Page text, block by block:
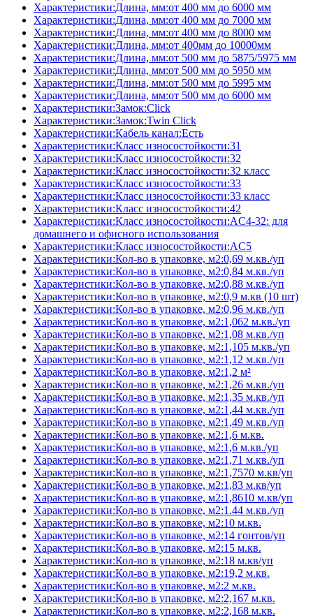
Характеристики:Длина, мм:от 400 мм до 6000 мм
Характеристики:Длина, мм:от 400 мм до 7000 мм
Характеристики:Длина, мм:от 400 мм до 8000 мм
Характеристики:Длина, мм:от 400мм до 10000мм
Характеристики:Длина, мм:от 500 мм до 5875/5975 мм
Характеристики:Длина, мм:от 500 мм до 5950 мм
Характеристики:Длина, мм:от 500 мм до 5995 мм
Характеристики:Длина, мм:от 500 мм до 6000 мм
Характеристики:Замок:Click
Характеристики:Замок:Twin Click
Характеристики:Кабель канал:Есть
Характеристики:Класс износостойкости:31
Характеристики:Класс износостойкости:32
Характеристики:Класс износостойкости:32 класс
Характеристики:Класс износостойкости:33
Характеристики:Класс износостойкости:33 класс
Характеристики:Класс износостойкости:42
Характеристики:Класс износостойкости:AC4-32: для
домашнего и офисного использования
Характеристики:Класс износостойкости:AC5
Характеристики:Кол-во в упаковке, м2:0,69 м.кв./уп
Характеристики:Кол-во в упаковке, м2:0,84 м.кв./уп
Характеристики:Кол-во в упаковке, м2:0,88 м.кв./уп
Характеристики:Кол-во в упаковке, м2:0,9 м.кв (10 шт)
Характеристики:Кол-во в упаковке, м2:0,96 м.кв./уп
Характеристики:Кол-во в упаковке, м2:1,062 м.кв./уп
Характеристики:Кол-во в упаковке, м2:1,08 м.кв./уп
Характеристики:Кол-во в упаковке, м2:1,105 м.кв./уп
Характеристики:Кол-во в упаковке, м2:1,12 м.кв./уп
Характеристики:Кол-во в упаковке, м2:1,2 м²
Характеристики:Кол-во в упаковке, м2:1,26 м.кв./уп
Характеристики:Кол-во в упаковке, м2:1,35 м.кв./уп
Характеристики:Кол-во в упаковке, м2:1,44 м.кв./уп
Характеристики:Кол-во в упаковке, м2:1,49 м.кв./уп
Характеристики:Кол-во в упаковке, м2:1,6 м.кв.
Характеристики:Кол-во в упаковке, м2:1,6 м.кв./уп
Характеристики:Кол-во в упаковке, м2:1,71 м.кв./уп
Характеристики:Кол-во в упаковке, м2:1,7570 м.кв/уп
Характеристики:Кол-во в упаковке, м2:1,83 м.кв/уп
Характеристики:Кол-во в упаковке, м2:1,8610 м.кв/уп
Характеристики:Кол-во в упаковке, м2:1.44 м.кв./уп
Характеристики:Кол-во в упаковке, м2:10 м.кв.
Характеристики:Кол-во в упаковке, м2:14 гонтов/уп
Характеристики:Кол-во в упаковке, м2:15 м.кв.
Характеристики:Кол-во в упаковке, м2:18 м.кв/уп
Характеристики:Кол-во в упаковке, м2:19,2 м.кв.
Характеристики:Кол-во в упаковке, м2:2 м.кв.
Характеристики:Кол-во в упаковке, м2:2,167 м.кв.
Характеристики:Кол-во в упаковке, м2:2,168 м.кв.